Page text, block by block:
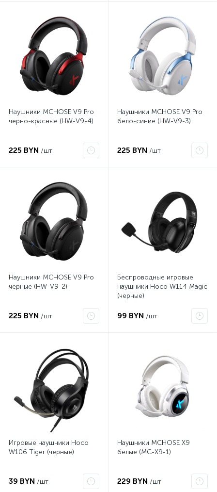
Наушники MCHOSE V9 Pro
черно-красные (HW-V9-4)
225 BYN /шт
Наушники MCHOSE V9 Pro
бело-синие (HW-V9-3)
225 BYN /шт
Наушники MCHOSE V9 Pro
черные (HW-V9-2)
225 BYN /шт
Беспроводные игровые
наушники Hoco W114 Magic
(черные)
99 BYN /шт
Игровые наушники Hoco
W106 Tiger (черные)
39 BYN /шт
Наушники MCHOSE X9
белые (MC-X9-1)
229 BYN /шт